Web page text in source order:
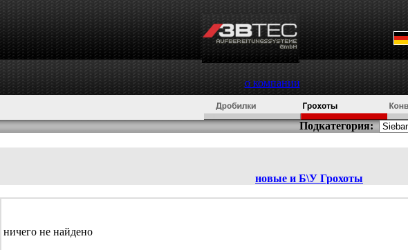
о компании
Подкатегория:
новые и Б\У Грохоты
ничего не найдено